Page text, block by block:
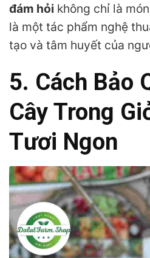
đám hỏi không chỉ là
là một tác phẩm nghệ
tạo và tâm huyết của
5. Cách Bảo
Cây Trong
Tươi Ngon